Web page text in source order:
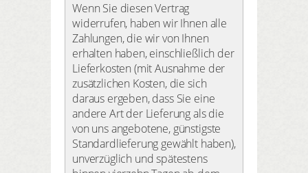
Wenn Sie diesen Vertrag
widerrufen, haben wir Ihnen alle
Zahlungen, die wir von Ihnen
erhalten haben, einschließlich der
Lieferkosten (mit Ausnahme der
zusätzlichen Kosten, die sich
daraus ergeben, dass Sie eine
andere Art der Lieferung als die
von uns angebotene, günstigste
Standardlieferung gewählt haben),
unverzüglich und spätestens